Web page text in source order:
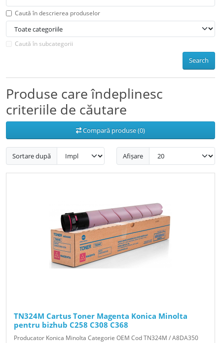
Caută în descrierea produselor
Caută în subcategorii
Search
Produse care îndeplinesc
criteriile de căutare
Compară produse (0)
Sortare după Afișare
TN324M Cartus Toner Magenta Konica Minolta
pentru bizhub C258 C308 C368
Producator Konica Minolta Categorie OEM Cod TN324M / A8DA350